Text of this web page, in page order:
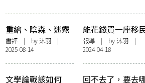
重繪、陰森、迷霧
——韓麗珠的《裸
山》氛圍
書評 | by沐羽 |
2025-08-14
能花錢買一座移
的島，能不能買到
港式混雜性？——
楊佳嫻 × 鄧小樺
× 羅貴祥「臺北
報導| by沐羽|
2024-04-18
文學論戰該如何
回不去了，要去